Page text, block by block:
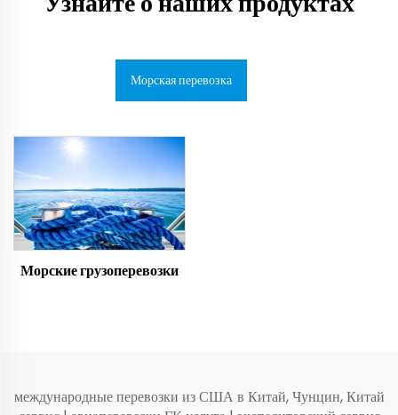
Морская перевозка
Морские грузоперевозки
международные перевозки из США в Китай, Чунцин, Китай